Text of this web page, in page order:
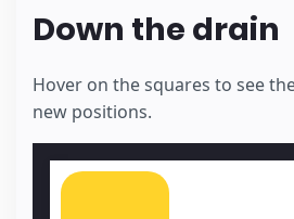
Down the drain
Hover on the squares to see
new positions.